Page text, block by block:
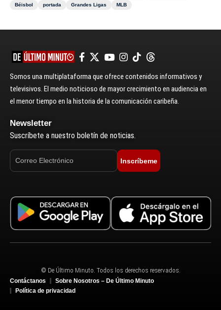
Béisbol
portada Grandes Ligas MLB
Somos una multiplataforma que ofrece contenidos informativos y
televisivos. El medio noticioso de mayor crecimiento en audiencia en
el menor tiempo en la historia de la comunicación caribeña.
Newsletter
Suscríbete a nuestro boletín de noticias.
Inscríbeme
© De Último Minuto. Todos los derechos reservados.
Contáctanos
Sobre Nosotros – De Último Minuto
Política de privacidad